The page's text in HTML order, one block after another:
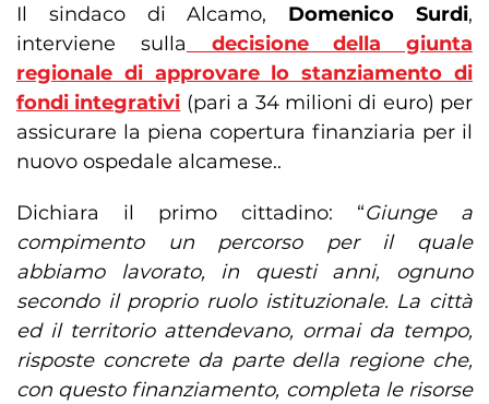
Il sindaco di Alcamo, Domenico Surdi,
interviene sulla decisione della giunta
regionale di approvare lo stanziamento di
fondi integrativi (pari a 34 milioni di euro) per
assicurare la piena copertura finanziaria per il
nuovo ospedale alcamese..
Dichiara il primo cittadino: “Giunge a
compimento un percorso per il quale
abbiamo lavorato, in questi anni, ognuno
secondo il proprio ruolo istituzionale. La città
ed il territorio attendevano, ormai da tempo,
risposte concrete da parte della regione che,
con questo finanziamento, completa le risorse